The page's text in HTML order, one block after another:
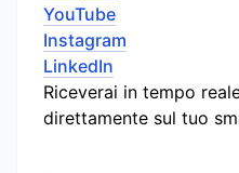
YouTube
Instagram
LinkedIn
Riceverai in tempo
direttamente sul tuo